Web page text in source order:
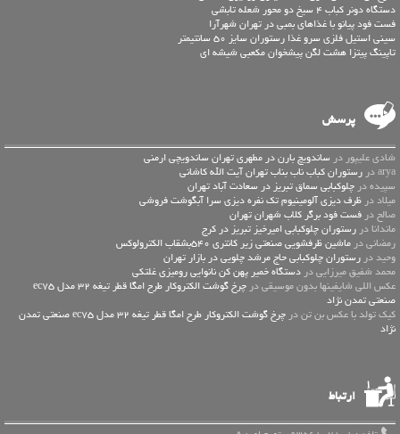
دستگاه دونر کباب 4 سیخ دو محور شعله تابشی
فست فود پیانو با غذاهای بمبی در تهران شهرآرا
سینی استیل فلزی سرو غذا رستوران سایز 50 سانتیمتر
تاپینگ پیتزا هشت لگن پیشخوان مکعبی شیشه ای
پرسش
شادی علیپور در ساندویچ بارن در مطهری تهران ساندویچی ارمنی
arya در
رستوران کباب ناب بناب تهران آیت الله کاشانی
سپیده در چلوکبابی سماق تبریز در سعادت آباد تهران
میلاد در ظرف دیزی آلومینیوم تک نفره دیزی سرا آبگوشت فروشی
صالح در فست فود برگر کلاب شهران تهران
ماندانا در رستوران چلوکبابی امیرخیز تبریز در کرج
رمضانی در ماشین ظرفشویی صنعتی زیر کانتری 540بشقاب الکترولوکس
وحید در رستوران چلوکبابی حاج مرشد چلویی در بازار تهران
محمد شفیق میرزایی در دستگاه خمیر پهن کن نانوایی رومیزی غلتکی
عكس اللي شايفينها بدون موسيقى در
چرخ گوشت الکتروکار طرح امگا قطر تیغه 32 مدل ec75
صنعتی تمدن نژاد
کیک تولد با عکس بن تن در
چرخ گوشت الکتروکار طرح امگا قطر تیغه 32 مدل ec75 صنعتی تمدن
نژاد
ارتباط